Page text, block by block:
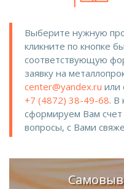
Выберите нужную
кликните по кнопке
соответствующую
заявку на
center@yandex.ru или
+7 (4872) 38-49-68. В
сформируем Вам счет
вопросы, с Вами